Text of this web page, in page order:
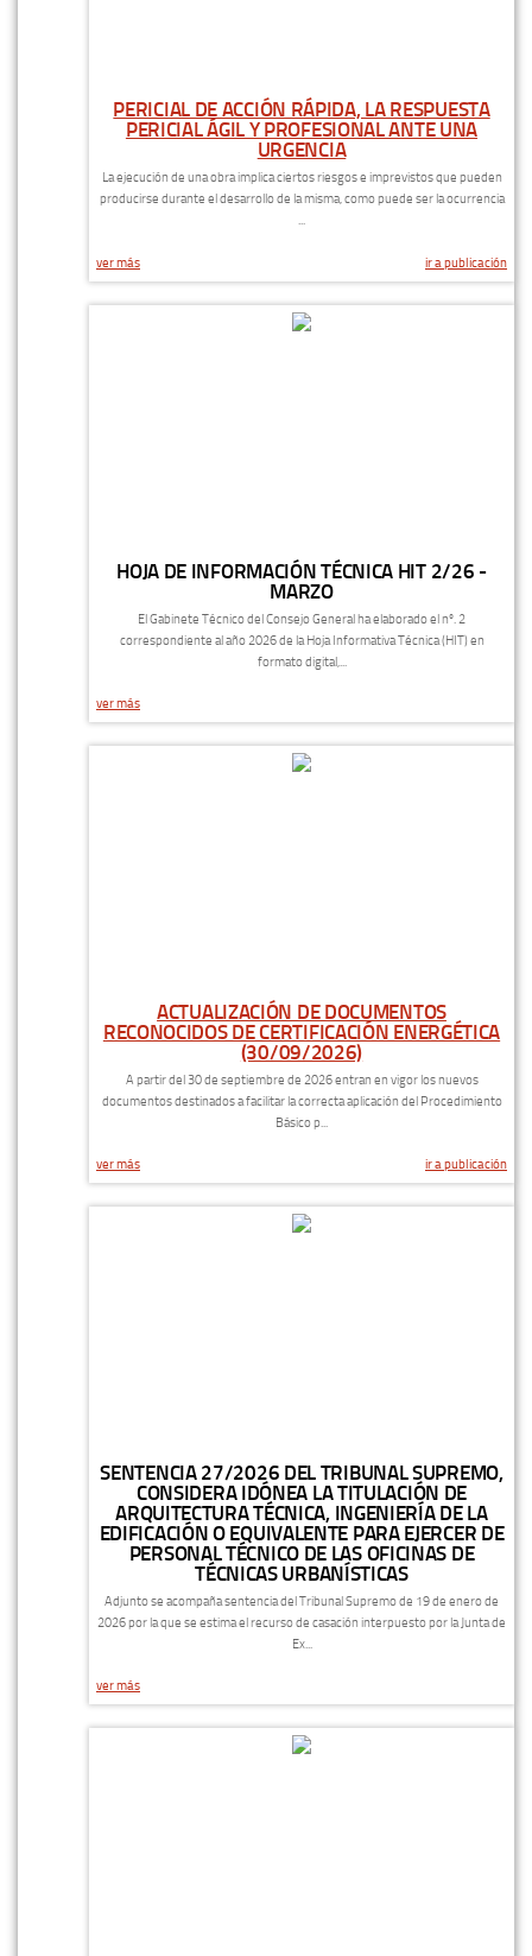
PERICIAL DE ACCIÓN RÁPIDA, LA RESPUESTA
PERICIAL ÁGIL Y PROFESIONAL ANTE UNA
URGENCIA
La ejecución de una obra implica ciertos riesgos e imprevistos que pueden
producirse durante el desarrollo de la misma, como puede ser la ocurrencia
...
ver más ir a publicación
HOJA DE INFORMACIÓN TÉCNICA HIT 2/26 -
MARZO
El Gabinete Técnico del Consejo General ha elaborado el nº. 2
correspondiente al año 2026 de la Hoja Informativa Técnica (HIT) en
formato digital,...
ver más
ACTUALIZACIÓN DE DOCUMENTOS
RECONOCIDOS DE CERTIFICACIÓN ENERGÉTICA
(30/09/2026)
A partir del 30 de septiembre de 2026 entran en vigor los nuevos
documentos destinados a facilitar la correcta aplicación del Procedimiento
Básico p...
ver más ir a publicación
SENTENCIA 27/2026 DEL TRIBUNAL SUPREMO,
CONSIDERA IDÓNEA LA TITULACIÓN DE
ARQUITECTURA TÉCNICA, INGENIERÍA DE LA
EDIFICACIÓN O EQUIVALENTE PARA EJERCER DE
PERSONAL TÉCNICO DE LAS OFICINAS DE
TÉCNICAS URBANÍSTICAS
Adjunto se acompaña sentencia del Tribunal Supremo de 19 de enero de
2026 por la que se estima el recurso de casación interpuesto por la Junta de
Ex...
ver más